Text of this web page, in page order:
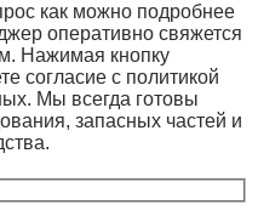
как можно подробнее
оперативно свяжется
Нажимая кнопку
согласие с политикой
Мы всегда готовы
запасных частей и